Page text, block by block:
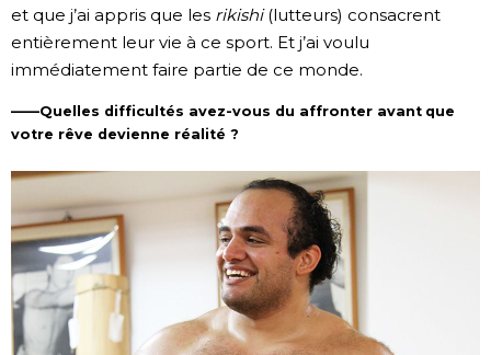
et que j’ai appris que les rikishi(lutteurs) consacrent
entièrement leur vie à ce sport. Et j’ai voulu
immédiatement faire partie de ce monde.
——Quelles difficultés avez-vous du affronter avant que
votre rêve devienne réalité ?